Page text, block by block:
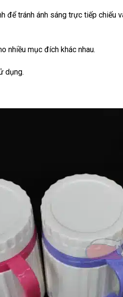
để tránh ánh sáng trực tiếp
nhiều mục đích khác nhau.
dụng.